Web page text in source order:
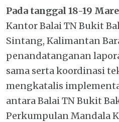
Pada tanggal 18-19
Kantor Balai TN Bukit
Sintang, Kalimantan
penandatanganan
sama serta koordinasi
mengkatalis
antara Balai TN Bukit
Perkumpulan Mandala